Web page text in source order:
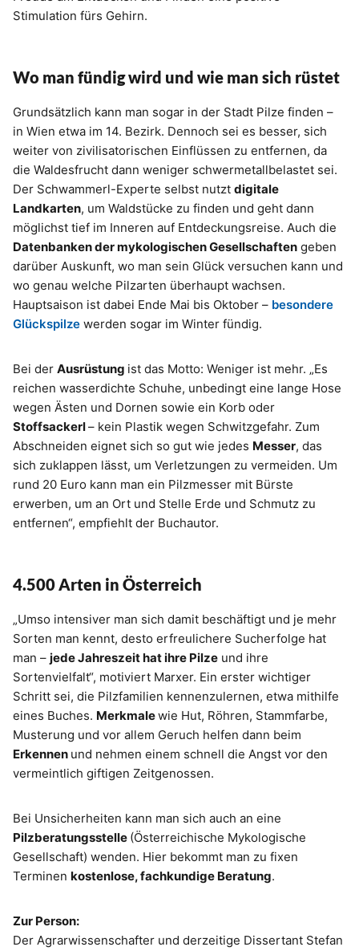
Stimulation fürs Gehirn.
Wo man fündig wird und wie man sich rüstet
Grundsätzlich kann man sogar in der Stadt Pilze finden –
in Wien etwa im 14. Bezirk. Dennoch sei es besser, sich
weiter von zivilisatorischen Einflüssen zu entfernen, da
die Waldesfrucht dann weniger schwermetallbelastet sei.
Der Schwammerl-Experte selbst nutzt digitale
Landkarten, um Waldstücke zu finden und geht dann
möglichst tief im Inneren auf Entdeckungsreise. Auch die
Datenbanken der mykologischen Gesellschaften geben
darüber Auskunft, wo man sein Glück versuchen kann und
wo genau welche Pilzarten überhaupt wachsen.
Hauptsaison ist dabei Ende Mai bis Oktober – besondere
Glückspilze werden sogar im Winter fündig.
Bei der Ausrüstung ist das Motto: Weniger ist mehr. „Es
reichen wasserdichte Schuhe, unbedingt eine lange Hose
wegen Ästen und Dornen sowie ein Korb oder
Stoffsackerl– kein Plastik wegen Schwitzgefahr. Zum
Abschneiden eignet sich so gut wie jedes Messer, das
sich zuklappen lässt, um Verletzungen zu vermeiden. Um
rund 20 Euro kann man ein Pilzmesser mit Bürste
erwerben, um an Ort und Stelle Erde und Schmutz zu
entfernen“, empfiehlt der Buchautor.
4.500 Arten in Österreich
„Umso intensiver man sich damit beschäftigt und je mehr
Sorten man kennt, desto erfreulichere Sucherfolge hat
man – jede Jahreszeit hat ihre Pilze und ihre
Sortenvielfalt“, motiviert Marxer. Ein erster wichtiger
Schritt sei, die Pilzfamilien kennenzulernen, etwa mithilfe
eines Buches. Merkmalewie Hut, Röhren, Stammfarbe,
Musterung und vor allem Geruch helfen dann beim
Erkennen und nehmen einem schnell die Angst vor den
vermeintlich giftigen Zeitgenossen.
Bei Unsicherheiten kann man sich auch an eine
Pilzberatungsstelle (Österreichische Mykologische
Gesellschaft) wenden. Hier bekommt man zu fixen
Terminen kostenlose, fachkundige Beratung.
Zur Person:
Der Agrarwissenschafter und derzeitige Dissertant Stefan